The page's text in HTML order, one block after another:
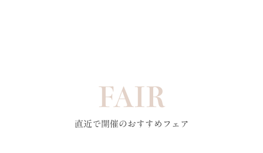
FAIR
直近で開催のおすすめフェア